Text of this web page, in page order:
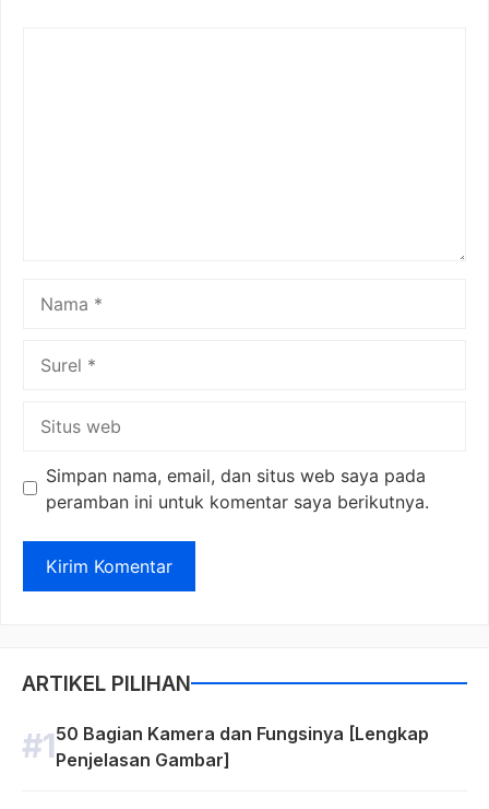
web
Simpan nama, email, dan situs web saya pada
peramban ini untuk komentar saya berikutnya.
ARTIKEL PILIHAN
50 Bagian Kamera dan Fungsinya [Lengkap
Penjelasan Gambar]